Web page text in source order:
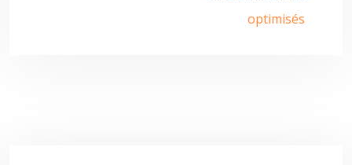
optimisés